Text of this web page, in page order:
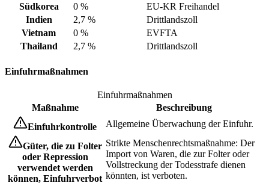
Südkorea
0 %
EU-KR Freihandel
Indien
2,7 %
Drittlandszoll
Vietnam
0 %
EVFTA
Thailand
2,7 % Drittlandszoll
Einfuhrmaßnahmen
Einfuhrmaßnahmen
Maßnahme
Beschreibung
Einfuhrkontrolle
Allgemeine Überwachung der Einfuhr.
Güter, die zu Folter
oder Repression
verwendet werden
können, Einfuhrverbot
Strikte Menschenrechtsmaßnahme: Der
Import von Waren, die zur Folter oder
Vollstreckung der Todesstrafe dienen
könnten, ist verboten.